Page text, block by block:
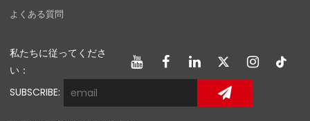
よくある質問
私たちに従ってくださ
い：
SUBSCRIBE: